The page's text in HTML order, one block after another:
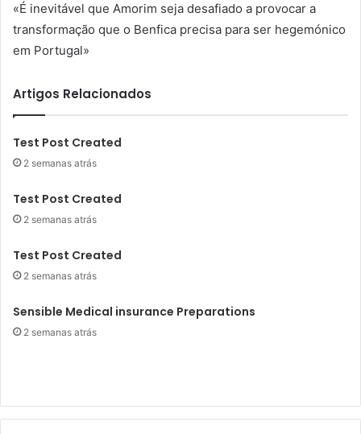
«É inevitável que Amorim seja desafiado a provocar a
transformação que o Benfica precisa para ser hegemónico
em Portugal»
Artigos Relacionados
Test Post Created
2 semanas atrás
Test Post Created
2 semanas atrás
Test Post Created
2 semanas atrás
Sensible Medical insurance Preparations
2 semanas atrás